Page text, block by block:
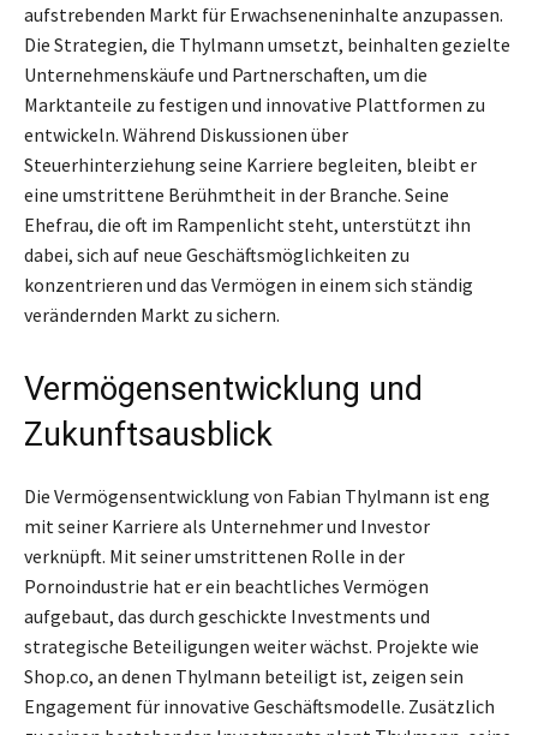
aufstrebenden Markt für Erwachseneninhalte anzupassen.
Die Strategien, die Thylmann umsetzt, beinhalten gezielte
Unternehmenskäufe und Partnerschaften, um die
Marktanteile zu festigen und innovative Plattformen zu
entwickeln. Während Diskussionen über
Steuerhinterziehung seine Karriere begleiten, bleibt er
eine umstrittene Berühmtheit in der Branche. Seine
Ehefrau, die oft im Rampenlicht steht, unterstützt ihn
dabei, sich auf neue Geschäftsmöglichkeiten zu
konzentrieren und das Vermögen in einem sich ständig
verändernden Markt zu sichern.
Vermögensentwicklung und
Zukunftsausblick
Die Vermögensentwicklung von Fabian Thylmann ist eng
mit seiner Karriere als Unternehmer und Investor
verknüpft. Mit seiner umstrittenen Rolle in der
Pornoindustrie hat er ein beachtliches Vermögen
aufgebaut, das durch geschickte Investments und
strategische Beteiligungen weiter wächst. Projekte wie
Shop.co, an denen Thylmann beteiligt ist, zeigen sein
Engagement für innovative Geschäftsmodelle. Zusätzlich